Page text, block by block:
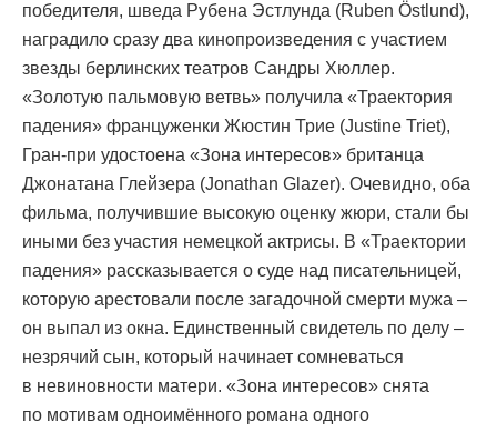
победителя, шведа Рубена Эстлунда (Ruben Östlund),
наградило сразу два кинопроизведения с участием
звезды берлинских театров Сандры Хюллер.
«Золотую пальмовую ветвь» получила «Траектория
падения» француженки Жюстин Трие (Justine Triet),
Гран-при удостоена «Зона интересов» британца
Джонатана Глейзера (Jonathan Glazer). Очевидно, оба
фильма, получившие высокую оценку жюри, стали бы
иными без участия немецкой актрисы. В «Траектории
падения» рассказывается о суде над писательницей,
которую арестовали после загадочной смерти мужа –
он выпал из окна. Единственный свидетель по делу –
незрячий сын, который начинает сомневаться
в невиновности матери. «Зона интересов» снята
по мотивам одноимённого романа одного